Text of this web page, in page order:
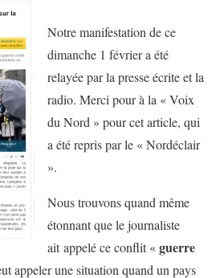
Notre manifestation de ce
dimanche 1 février a été
relayée par la presse écrite et la
radio. Merci pour à la « Voix
du Nord » pour cet article, qui
a été repris par le « Nordéclair
».
Nous trouvons quand même
étonnant que le journaliste
ait appelé ce conflit «guerre
appeler une situation quand un pays